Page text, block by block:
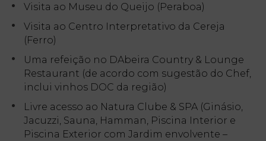
Visita ao Museu do Queijo (Peraboa)
Visita ao Centro Interpretativo da Cereja
(Ferro)
Uma refeição no DAbeira Country & Lounge
Restaurant (de acordo com sugestão do Chef,
inclui vinhos DOC da região)
Livre acesso ao Natura Clube & SPA (Ginásio,
Jacuzzi, Sauna, Hamman, Piscina Interior e
Piscina Exterior com Jardim envolvente –